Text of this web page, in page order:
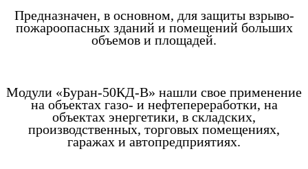
Предназначен, в основном, для защиты взрыво-
пожароопасных зданий и помещений больших
объемов и площадей.
Модули «Буран-50КД-В» нашли свое применение
на объектах газо- и нефтепереработки, на
объектах энергетики, в складских,
производственных, торговых помещениях,
гаражах и автопредприятиях.